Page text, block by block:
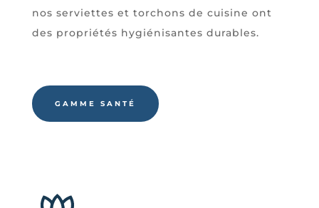
nos serviettes et torchons de cuisine ont
des propriétés hygiénisantes durables.
GAMME SANTÉ